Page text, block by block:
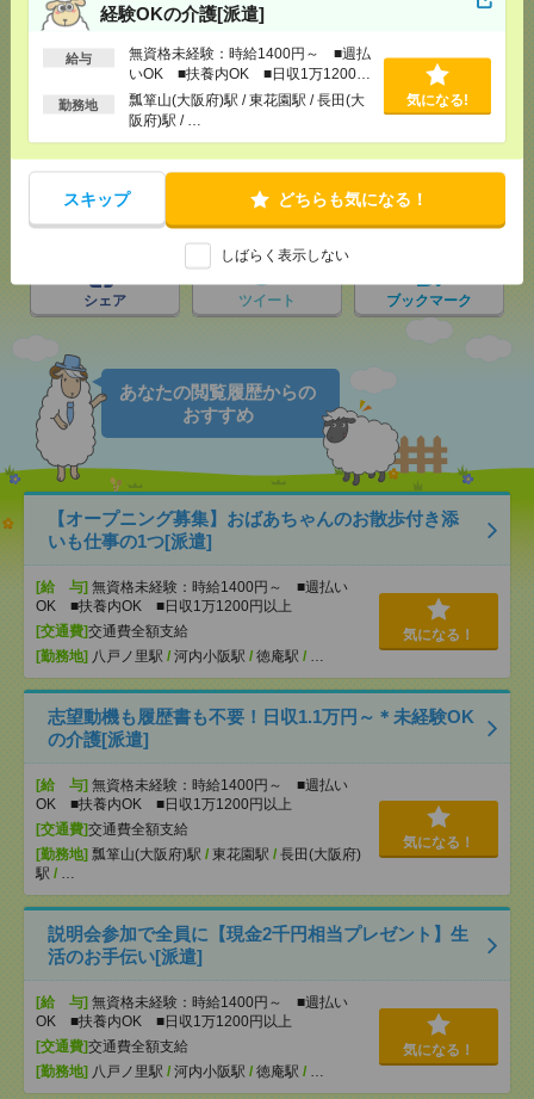
経験OKの介護[派遣]
給与
無資格未経験：時給1400円～ ■週払
いOK ■扶養内OK ■日収1万1200円
以上
勤務地
瓢箪山(大阪府)駅 / 東花園駅 / 長田(大
阪府)駅 / …
気になる!
スキップ どちらも気になる！
しばらく表示しない
応募ページへ
気になる！ 電話応募
で送る
シェア ツイート ブックマーク
あなたの閲覧履歴からの
おすすめ
【オープニング募集】おばあちゃんのお散歩付き添
いも仕事の1つ[派遣]
[給 与] 無資格未経験：時給1400円～ ■週払い
OK ■扶養内OK ■日収1万1200円以上
[交通費]交通費全額支給
[勤務地] 八戸ノ里駅 / 河内小阪駅 / 徳庵駅 / …
気になる！
志望動機も履歴書も不要！日収1.1万円～＊未経験OK
の介護[派遣]
[給 与] 無資格未経験：時給1400円～ ■週払い
OK ■扶養内OK ■日収1万1200円以上
[交通費]交通費全額支給
[勤務地] 瓢箪山(大阪府)駅 / 東花園駅 / 長田(大阪府)
駅 / …
気になる！
説明会参加で全員に【現金2千円相当プレゼント】生
活のお手伝い[派遣]
[給 与] 無資格未経験：時給1400円～ ■週払い
OK ■扶養内OK ■日収1万1200円以上
[交通費]交通費全額支給
[勤務地] 八戸ノ里駅 / 河内小阪駅 / 徳庵駅 / …
気になる！